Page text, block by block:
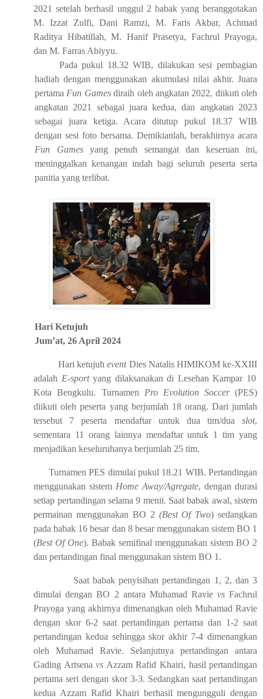
2021 setelah berhasil unggul 2 babak yang beranggotakan
M. Izzat Zulfi, Dani Ramzi, M. Faris Akbar, Achmad
Raditya Hibatillah, M. Hanif Prasetya, Fachrul Prayoga,
dan M. Farras Abiyyu.
Pada pukul 18.32 WIB, dilakukansesi pembagian
hadiah dengan menggunakan akumulasi nilai akhir. Juara
pertama Fun Gamesdiraih oleh angkatan 2022, diikuti oleh
angkatan 2021
sebagai juara kedua, dan angkatan 2023
sebagai juara ketiga. Acara ditutup pukul 18.37 WIB
dengan sesi foto bersama. Demikianlah, berakhirnya acara
Fun Gamesyang penuh semangat dan keseruan ini,
meninggalkan kenangan indah bagi seluruh peserta serta
panitia yang terlibat.
Hari Ketujuh
Jum’at, 26 April 2024
Hari ketujuhevent Dies Natalis HIMIKOM ke-XXIII
adalah E-sportyang dilaksanakan di Lesehan Kampar 10
Kota Bengkulu. Turnamen Pro Evolution Soccer(PES)
diikuti oleh peserta yang berjumlah 18 orang. Dari jumlah
tersebut 7 peserta mendaftar untuk dua tim/dua slot,
sementara 11 orang lainnya mendaftar untuk 1 tim yang
menjadikan keseluruhanya berjumlah 25 tim.
Turnamen PES dimulai pukul 18.21 WIB. Pertandingan
menggunakan sistem Home Away/Agregate, dengan durasi
setiap pertandingan selama 9 menit. Saat babak awal, sistem
permainan menggunakan BO 2 (Best Of Two) sedangkan
pada babak 16 besar dan 8 besar menggunakan sistem BO 1
(Best Of One). Babak semifinal menggunakan sistem BO 2
dan pertandingan final menggunakan sistem BO 1.
Saat babak penyisihan pertandingan 1, 2, dan 3
dimulai dengan BO 2 antara Muhamad Ravie vsFachrul
Prayoga yang akhirnya dimenangkan oleh Muhamad Ravie
dengan skor 6-2 saat pertandingan pertama dan 1-2 saat
pertandingan kedua sehingga skor akhir 7-4 dimenangkan
oleh Muhamad Ravie. Selanjutnya pertandingan antara
Gading Artsenavs Azzam Rafid Khairi, hasil pertandingan
pertama seri dengan skor 3-3. Sedangkan saat pertandingan
kedua Azzam Rafid Khairi berhasil mengungguli dengan